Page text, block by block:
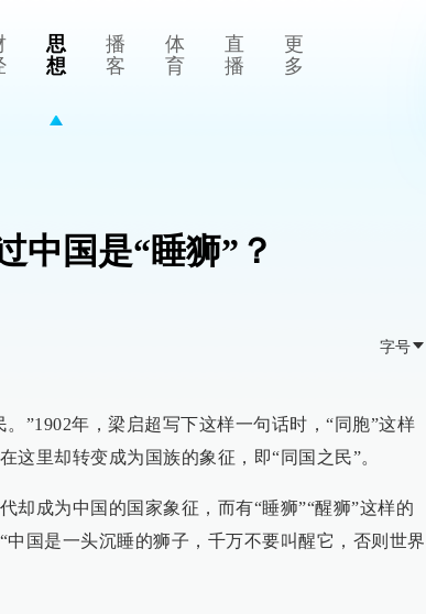
思
想
播
客
体
育
直
播
更
多
中国是“睡狮”？
字号
”1902年，梁启超写下这样一句话时，“同胞”这样
这里却转变成为国族的象征，即“同国之民”。
却成为中国的国家象征，而有“睡狮”“醒狮”这样的
国是一头沉睡的狮子，千万不要叫醒它，否则世界